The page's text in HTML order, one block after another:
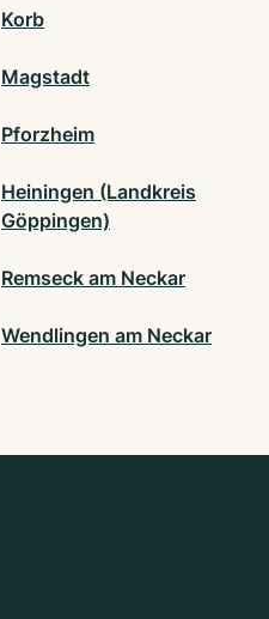
Korb
Magstadt
Pforzheim
Heiningen (Landkreis
Göppingen)
Remseck am Neckar
Wendlingen am Neckar